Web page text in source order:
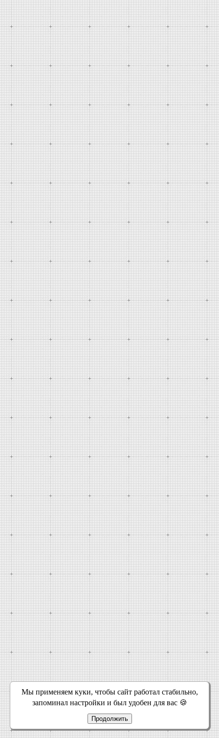
Мы применяем куки, чтобы сайт работал стабильно,
запоминал настройки и был удобен для вас 🍪
Продолжить